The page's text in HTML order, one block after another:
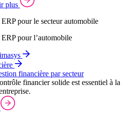
plus
pour le secteur automobile
pour l’automobile
financière par secteur
financier solide est essentiel à la